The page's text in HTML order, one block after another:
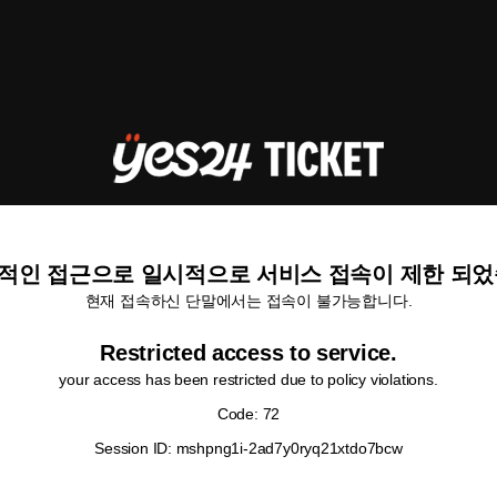
인 접근으로 일시적으로 서비스 접속이 제한 되
현재 접속하신 단말에서는 접속이 불가능합니다.
Restricted access to service.
your access has been restricted due to policy violations.
Code: 72
Session ID: mshpng1i-2ad7y0ryq21xtdo7bcw